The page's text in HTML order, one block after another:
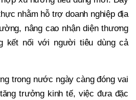
nhằm hỗ trợ doanh nghiệp địa
nâng cao nhận diện thương
kết nối với người tiêu dùng cả
trong nước ngày càng đóng vai
trưởng kinh tế, việc đưa đặc